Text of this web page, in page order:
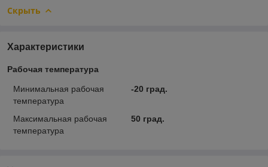
Скрыть
Характеристики
Рабочая температура
Минимальная рабочая
температура
-20 град.
Максимальная рабочая
температура
50 град.